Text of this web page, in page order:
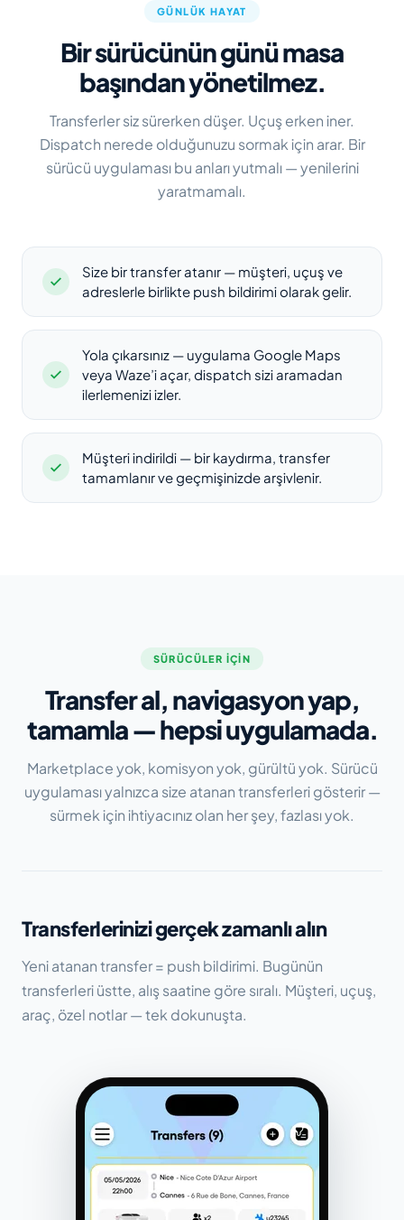
GÜNLÜK HAYAT
Bir sürücünün günü masa
başından yönetilmez.
Transferler siz sürerken düşer. Uçuş erken iner.
Dispatch nerede olduğunuzu sormak için arar. Bir
sürücü uygulaması bu anları yutmalı — yenilerini
yaratmamalı.
Size bir transfer atanır — müşteri, uçuş ve
adreslerle birlikte push bildirimi olarak gelir.
Yola çıkarsınız — uygulama Google Maps
veya Waze’i açar, dispatch sizi aramadan
ilerlemenizi izler.
Müşteri indirildi — bir kaydırma, transfer
tamamlanır ve geçmişinizde arşivlenir.
SÜRÜCÜLER IÇIN
Transfer al, navigasyon yap,
tamamla — hepsi uygulamada.
Marketplace yok, komisyon yok, gürültü yok. Sürücü
uygulaması yalnızca size atanan transferleri gösterir —
sürmek için ihtiyacınız olan her şey, fazlası yok.
Transferlerinizi gerçek zamanlı alın
Yeni atanan transfer = push bildirimi. Bugünün
transferleri üstte, alış saatine göre sıralı. Müşteri, uçuş,
araç, özel notlar — tek dokunuşta.